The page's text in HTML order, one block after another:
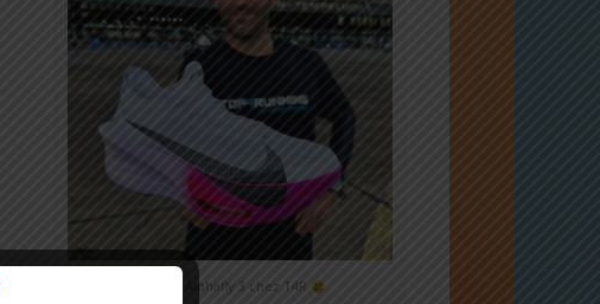
Nike Alphafly 3 chez T4R